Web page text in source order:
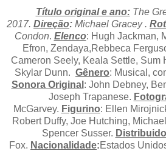
Título original e ano:The
2017. Direção: Michael Gracey.
Condon. Elenco: Hugh Jackman,
Efron, Zendaya,Rebbeca
Cameron Seely, Keala Settle, Sum
Skylar Dunn. Gênero: Musical,
Sonora Original : John Debney,
Joseph Trapanese.
McGarvey. Figurino: Ellen
Robert Duffy, Joe Hutching,
Spencer Susser.
Fox. Nacionalidade:Estados